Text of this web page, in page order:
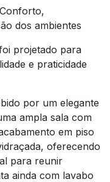
dos ambientes
projetado para
e praticidade
por um elegante
ampla sala com
em piso
oferecendo
para reunir
ainda com lavabo